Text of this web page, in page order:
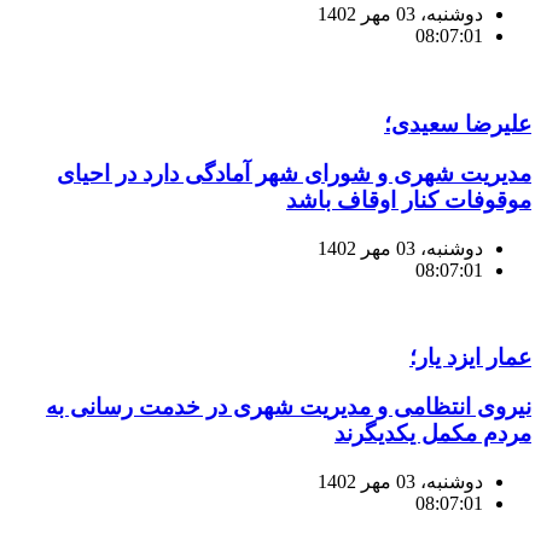
دوشنبه، 03 مهر 1402
08:07:01
علیرضا سعیدی؛
مدیریت شهری و شورای شهر آمادگی دارد در احیای
موقوفات کنار اوقاف باشد
دوشنبه، 03 مهر 1402
08:07:01
عمار ایزد یار؛
نیروی انتظامی و مدیریت شهری در خدمت رسانی به
مردم مکمل یکدیگرند
دوشنبه، 03 مهر 1402
08:07:01